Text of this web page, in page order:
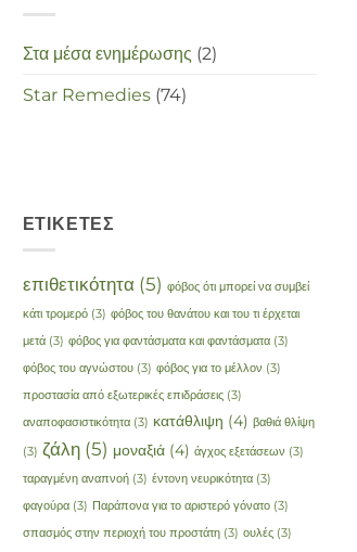
Στα μέσα ενημέρωσης (2)
Star Remedies(74)
ΕΤΙΚΈΤΕΣ
επιθετικότητα(5) φόβος ότι μπορεί να συμβεί
κάτι τρομερό(3) φόβος του θανάτου και του τι έρχεται
μετά(3) φόβος για φαντάσματα και φαντάσματα(3)
φόβος του αγνώστου(3) φόβος για το μέλλον (3)
προστασία από εξωτερικές επιδράσεις(3)
αναποφασιστικότητα(3) κατάθλιψη (4) βαθιά θλίψη
(3) ζάλη(5) μοναξιά(4) άγχος εξετάσεων (3)
ταραγμένη αναπνοή(3) έντονη νευρικότητα(3)
φαγούρα(3) Παράπονα για το αριστερό γόνατο(3)
σπασμός στην περιοχή του προστάτη(3) ουλές(3)